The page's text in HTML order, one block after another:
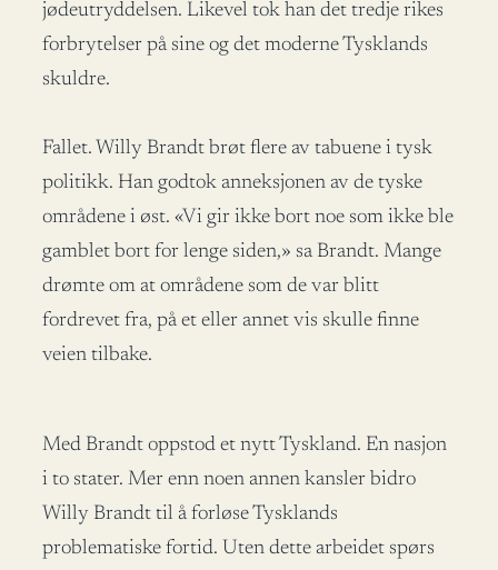
jødeutryddelsen. Likevel tok han det tredje rikes
forbrytelser på sine og det moderne Tysklands
skuldre.
Fallet. Willy Brandt brøt flere av tabuene i tysk
politikk. Han godtok anneksjonen av de tyske
områdene i øst. «Vi gir ikke bort noe som ikke ble
gamblet bort for lenge siden,» sa Brandt. Mange
drømte om at områdene som de var blitt
fordrevet fra, på et eller annet vis skulle finne
veien tilbake.
Med Brandt oppstod et nytt Tyskland. En nasjon
i to stater. Mer enn noen annen kansler bidro
Willy Brandt til å forløse Tysklands
problematiske fortid. Uten dette arbeidet spørs